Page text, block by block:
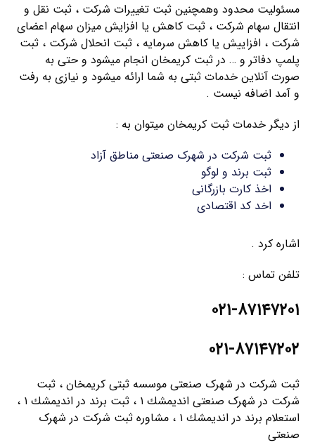
مسئولیت محدود وهمچنین ثبت تغییرات شرکت ، ثبت نقل و
انتقال سهام شرکت ، ثبت کاهش یا افزایش میزان سهام اعضای
شرکت ، افزاییش یا کاهش سرمایه ، ثبت انحلال شرکت ، ثبت
پلمپ دفاتر و … در ثبت کریمخان انجام میشود و حتی به
صورت آنلاین خدمات ثبتی به شما ارائه میشود و نیازی به رفت
و آمد اضافه نیست .
از دیگر خدمات ثبت کریمخان میتوان به :
ثبت شرکت در شهرک صنعتی مناطق آزاد
ثبت برند و لوگو
اخذ کارت بازرگانی
اخد کد اقتصادی
اشاره کرد .
تلفن تماس :
۰۲۱-۸۷۱۴۷۲۰۱
۰۲۱-۸۷۱۴۷۲۰۲
ثبت شرکت در شهرک صنعتی موسسه ثبتی کریمخان ، ثبت
شرکت در شهرک صنعتی انديمشك ۱ ، ثبت برند در انديمشك ۱ ،
استعلام برند در انديمشك ۱ ، مشاوره ثبت شرکت در شهرک
صنعتی